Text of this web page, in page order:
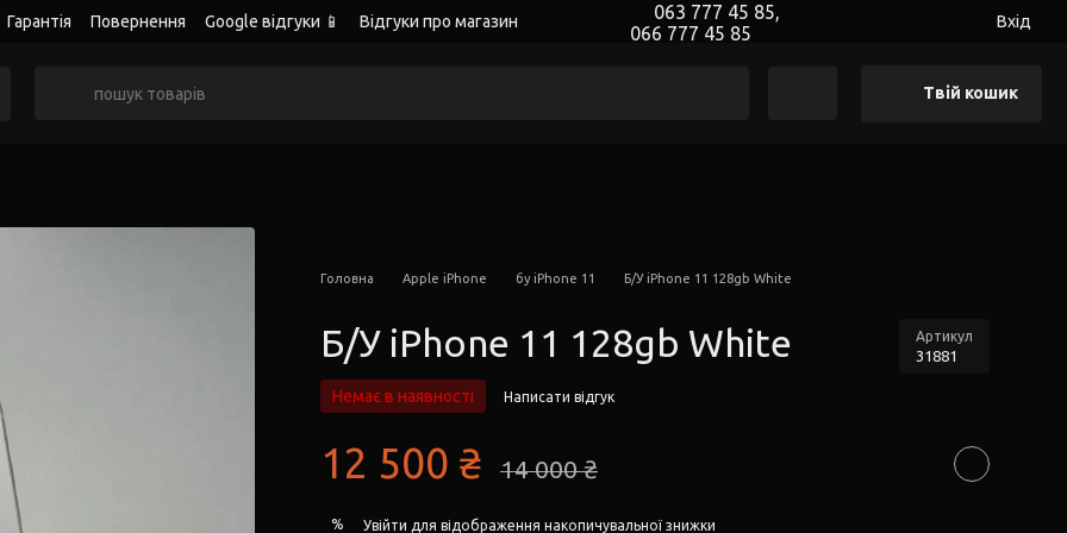
Гарантія Повернення Google відгуки 📱
Відгуки про магазин
063 777 45 85,
066 777 45 85
Вхід
Твій кошик
Головна Apple iPhone бу iPhone 11 Б/У iPhone 11 128gb White
Б/У iPhone 11 128gb White Артикул
31881
Немає в наявності Написати відгук
12 500 ₴ 14 000 ₴
% Увійти для відображення накопичувальної знижки